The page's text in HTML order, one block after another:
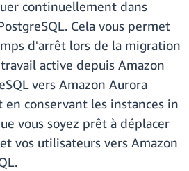
continuellement dans
Cela vous permet
d'arrêt lors de la migration
active depuis Amazon
vers Amazon Aurora
en conservant les instances in
vous soyez prêt à déplacer
vos utilisateurs vers Amazon